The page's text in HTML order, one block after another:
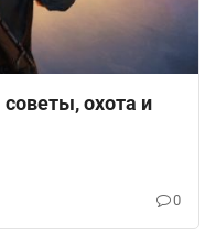
охота и
0